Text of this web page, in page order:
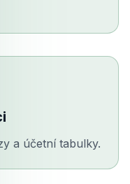
a účetní tabulky.